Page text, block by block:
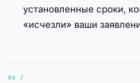
установленные сроки,
«исчезли» ваши